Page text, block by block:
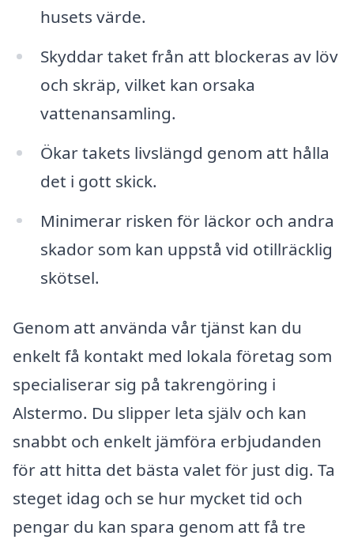
husets värde.
Skyddar taket från att blockeras av löv
och skräp, vilket kan orsaka
vattenansamling.
Ökar takets livslängd genom att hålla
det i gott skick.
Minimerar risken för läckor och andra
skador som kan uppstå vid otillräcklig
skötsel.
Genom att använda vår tjänst kan du
enkelt få kontakt med lokala företag som
specialiserar sig på takrengöring i
Alstermo. Du slipper leta själv och kan
snabbt och enkelt jämföra erbjudanden
för att hitta det bästa valet för just dig. Ta
steget idag och se hur mycket tid och
pengar du kan spara genom att få tre